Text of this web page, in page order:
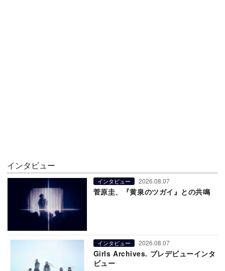
インタビュー
インタビュー 2026.08.07
菅原圭、『黄泉のツガイ』との共鳴
インタビュー 2026.08.07
Girls Archives. プレデビューインタ
ビュー